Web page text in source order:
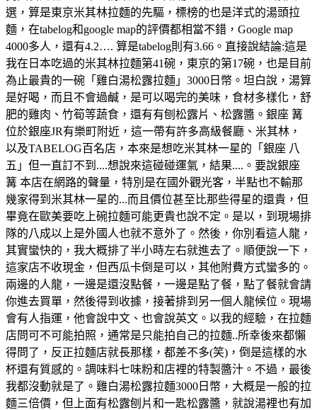
選，算是東京米其林拉麵的先驅，標榜的也是洋式的湯頭拉
麵，在tabelog和google map的評價都相當不錯，Google map
4000多人，還有4.2…. 算是tabelog則有3.66。直接說結論:這是
我在日本吃過的米其林拉麵第41碗，東京的第17碗，也是目前
為止最貴的一碗「雞白湯松露拉麵」3000日幣。坦白說，湯算
是好喝，而且不會過鹹，是可以喝完的美味，食材多樣化，舒
肥的雞肉、竹筍等蔬食，還有有刨松露片、松露醬。銀座 篝
位於銀座JR有樂町附近，這一帶有許多高級餐廳、米其林，
以及TABELOG百名店，本來是想吃米其林一星的「銀座 八
五」但一直訂不到....想說來這碰碰運氣，結果....。要說銀座
篝 本店在網路的聲量，特別是在國外觀光客，半點也不輸那
幾家得到米其林一星的...而且價位甚至比那些得星的還貴，但
畢竟在歐美要吃上碗拉麵可能更貴也說不定。是以，到現場排
隊的八成以上是外國人也就不意外了。然後，你別看這人龍，
其實蠻快的，我大概排了半小時左右就進去了。順便說一下，
這家店不收現金，但西瓜卡倒是可以，其他附費方式蠻多的。
兩邊的人龍，一邊是還沒點餐，一邊是點了餐，點了餐就會請
你進去買單，然後得到收據，接著排到另一個人龍候位。現場
會有人指運，他會說中文、也會說英文。以我的經驗，在拉麵
店問可不可能拍照，通常是只能拍自己的拉麵..所幸後來都懶
得問了，反正拉麵店就長那樣，都差不多(笑)，倒是這樣的水
杯還有質感的。調味料七味粉和店裡的特製醬汁。不過，最後
我都沒動就是了。雞白湯松露拉麵3000日幣，大概是一般的拉
麵三倍價，但上面有松露刨片和一匙松露醬，就說湯裡也有加